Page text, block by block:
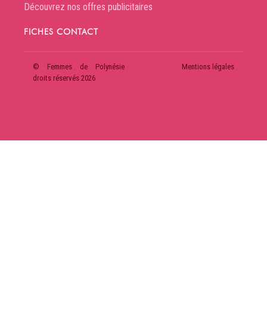
Découvrez nos offres publicitaires
FICHES CONTACT
© Femmes de Polynésie
droits réservés 2026
Mentions légales